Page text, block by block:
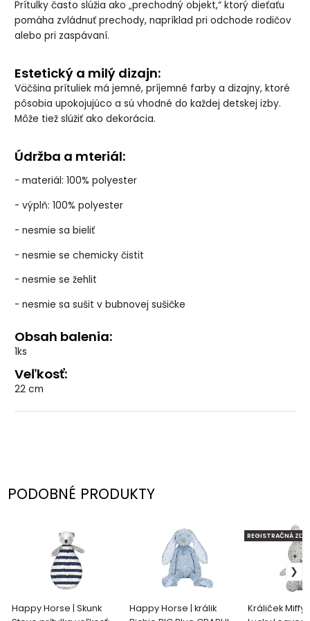
Prítulky často slúžia ako „prechodný objekt,“ ktorý dieťaťu
pomáha zvládnuť prechody, napríklad pri odchode rodičov
alebo pri zaspávaní.
Estetický a milý dizajn:
Väčšina prítuliek má jemné, príjemné farby a dizajny, ktoré
pôsobia upokojujúco a sú vhodné do každej detskej izby.
Môže tiež slúžiť ako dekorácia.
Údržba a mteriál:
- materiál: 100% polyester
- výplň: 100% polyester
- nesmie sa bieliť
- nesmie se chemicky čistit
- nesmie se žehlit
- nesmie sa sušit v bubnovej sušičke
Obsah balenia:
1ks
Veľkosť:
22 cm
PODOBNÉ PRODUKTY
Happy Horse | Skunk
Happy Horse | králik
Králiček Miffy
REGISTRAČNÁ